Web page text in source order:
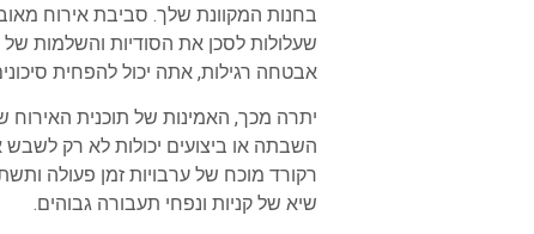
בחנות המקוונת שלך. סביבת אירוח
אבטחה רגילות, אתה יכול להפחית
יתרה מכך, האמינות של תוכנית האירוח
השבתה או ביצועים יכולות לא רק לשבש
רקורד מוכח של ערבויות זמן פעולה
שיא של קניות ונפחי תעבורה גבוהים.